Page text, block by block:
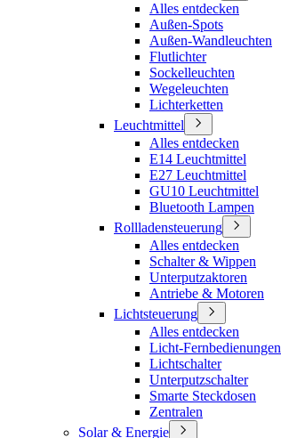
Alles entdecken
Außen-Spots
Außen-Wandleuchten
Flutlichter
Sockelleuchten
Wegeleuchten
Lichterketten
Leuchtmittel
Alles entdecken
E14 Leuchtmittel
E27 Leuchtmittel
GU10 Leuchtmittel
Bluetooth Lampen
Rollladensteuerung
Alles entdecken
Schalter & Wippen
Unterputzaktoren
Antriebe & Motoren
Lichtsteuerung
Alles entdecken
Licht-Fernbedienungen
Lichtschalter
Unterputzschalter
Smarte Steckdosen
Zentralen
Solar & Energie